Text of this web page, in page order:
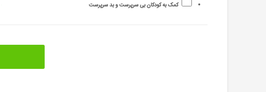
کمک به کودکان بی سرپرست و بد سرپرست